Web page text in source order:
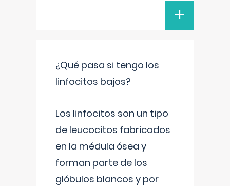
+
¿Qué pasa si tengo los
linfocitos bajos?
Los linfocitos son un tipo
de leucocitos fabricados
en la médula ósea y
forman parte de los
glóbulos blancos y por